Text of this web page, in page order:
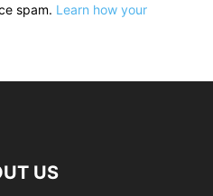
spam. Learn how your
US